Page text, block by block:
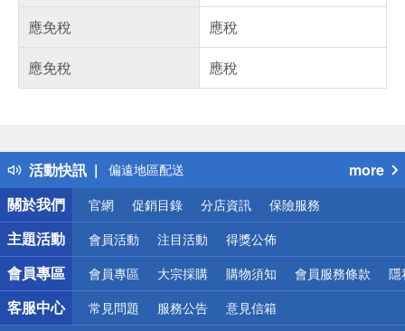
應免稅
應稅
應免稅
應稅
活動快訊
詐騙網頁！請小心！
銀行優惠
偏遠地區配送
詐騙網頁！請小心！
more
關於我們
官網 促銷目錄 分店資訊 保險服務
主題活動 會員活動 注目活動 得獎公佈
會員專區 會員專區 大宗採購 購物須知 會員服務條款 隱
客服中心 常見問題 服務公告 意見信箱